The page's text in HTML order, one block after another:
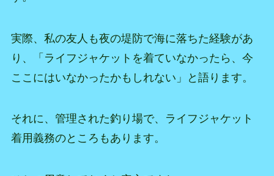
実際、私の友人も夜の堤防で海に落ちた経験があ
り、「ライフジャケットを着ていなかったら、今
ここにはいなかったかもしれない」と語ります。
それに、管理された釣り場で、ライフジャケット
着用義務のところもあります。